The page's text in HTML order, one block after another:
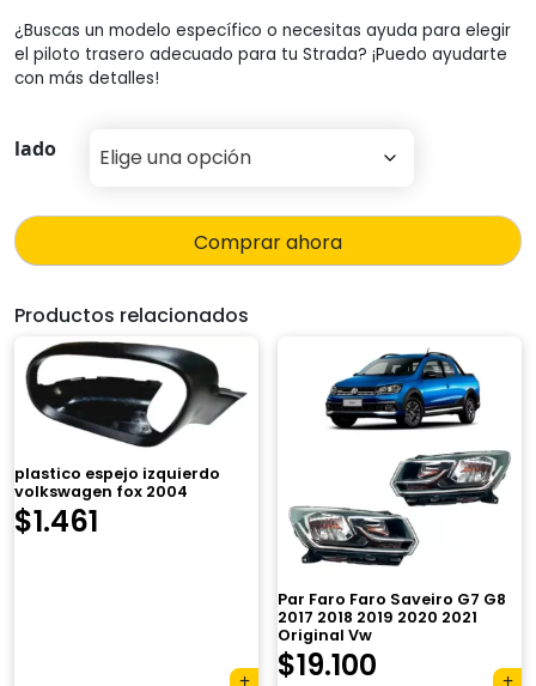
¿Buscas un modelo específico o necesitas ayuda para elegir
el piloto trasero adecuado para tu Strada? ¡Puedo ayudarte
con más detalles!
lado
Comprar ahora
Productos relacionados
plastico espejo izquierdo
volkswagen fox 2004
$1.461
Par Faro Faro Saveiro G7 G8
2017 2018 2019 2020 2021
Original Vw
$19.100